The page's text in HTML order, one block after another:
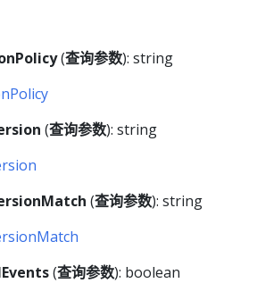
(查询参数): string
(查询参数): string
(查询参数): string
(查询参数): boolean